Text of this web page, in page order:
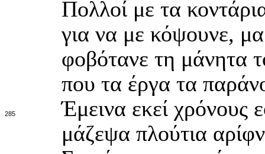
Πολλοί με τα
για να με κόψουνε,
φοβότανε τη μάνητα
που τα έργα τα
285
Έμεινα εκεί χρόνους
μάζεψα πλούτια